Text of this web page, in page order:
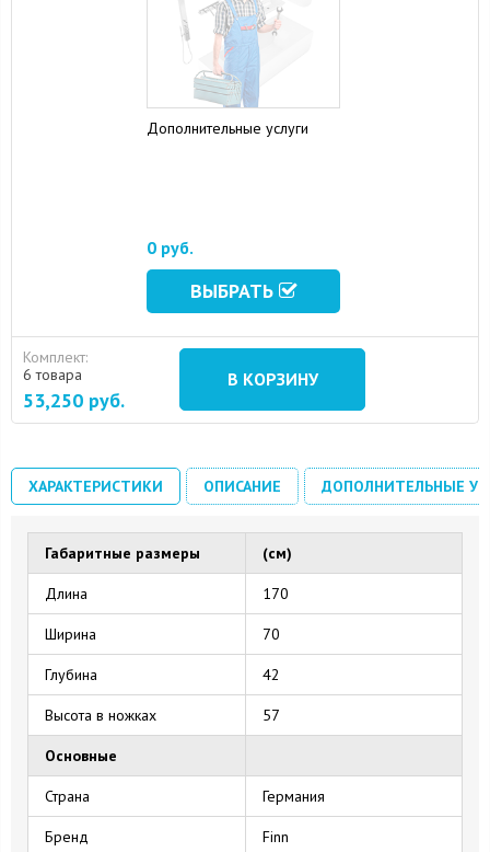
Дополнительные услуги
0 руб.
ВЫБРАТЬ
Комплект:
6 товара
53,250 руб.
В КОРЗИНУ
ХАРАКТЕРИСТИКИ ОПИСАНИЕ ДОПОЛНИТЕЛЬНЫЕ
Габаритные размеры (см)
Длина 170
Ширина 70
Глубина 42
Высота в ножках 57
Основные
Страна Германия
Бренд Finn